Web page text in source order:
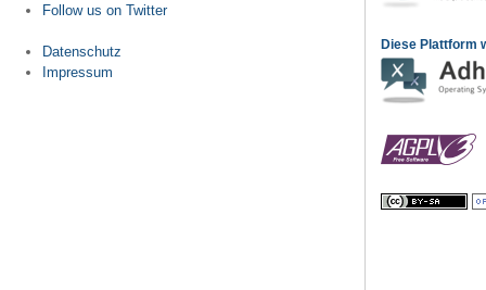
Follow us on Twitter
Datenschutz
Impressum
Diese Plattform